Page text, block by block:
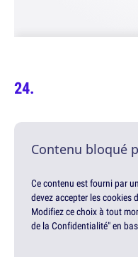
Contenu bloqué
Ce contenu est fourni par
devez accepter les cookies
Modifiez ce choix à tout
de la Confidentialité" en